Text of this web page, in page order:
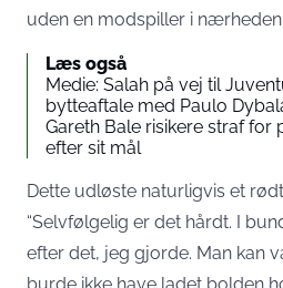
uden en modspiller i nærheden.
Læs også
Medie: Salah på vej til
bytteaftale med Paulo
Gareth Bale risikere straf for
efter sit mål
Dette udløste naturligvis et
“Selvfølgelig er det hårdt. I
efter det, jeg gjorde. Man kan
burde ikke have ladet bolden